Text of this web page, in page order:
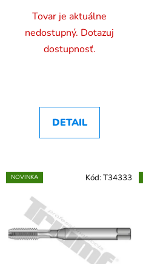
Tovar je aktuálne
nedostupný. Dotazuj
dostupnosť.
DETAIL
NOVINKA Kód:T34333